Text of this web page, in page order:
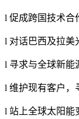
l 促成跨国技术合
l 对话巴西及拉美
l 寻求与全球新能
l 维护现有客户，
l 站上全球太阳能